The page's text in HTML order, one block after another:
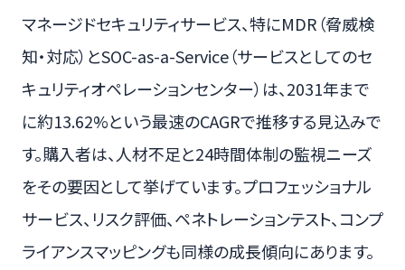
マネージドセキュリティサービス、特にMDR（脅威検
知・対応）とSOC-as-a-Service（サービスとしてのセ
キュリティオペレーションセンター）は、2031年まで
に約13.62%という最速のCAGRで推移する見込みで
す。購入者は、人材不足と24時間体制の監視ニーズ
をその要因として挙げています。プロフェッショナル
サービス、リスク評価、ペネトレーションテスト、コンプ
ライアンスマッピングも同様の成長傾向にあります。